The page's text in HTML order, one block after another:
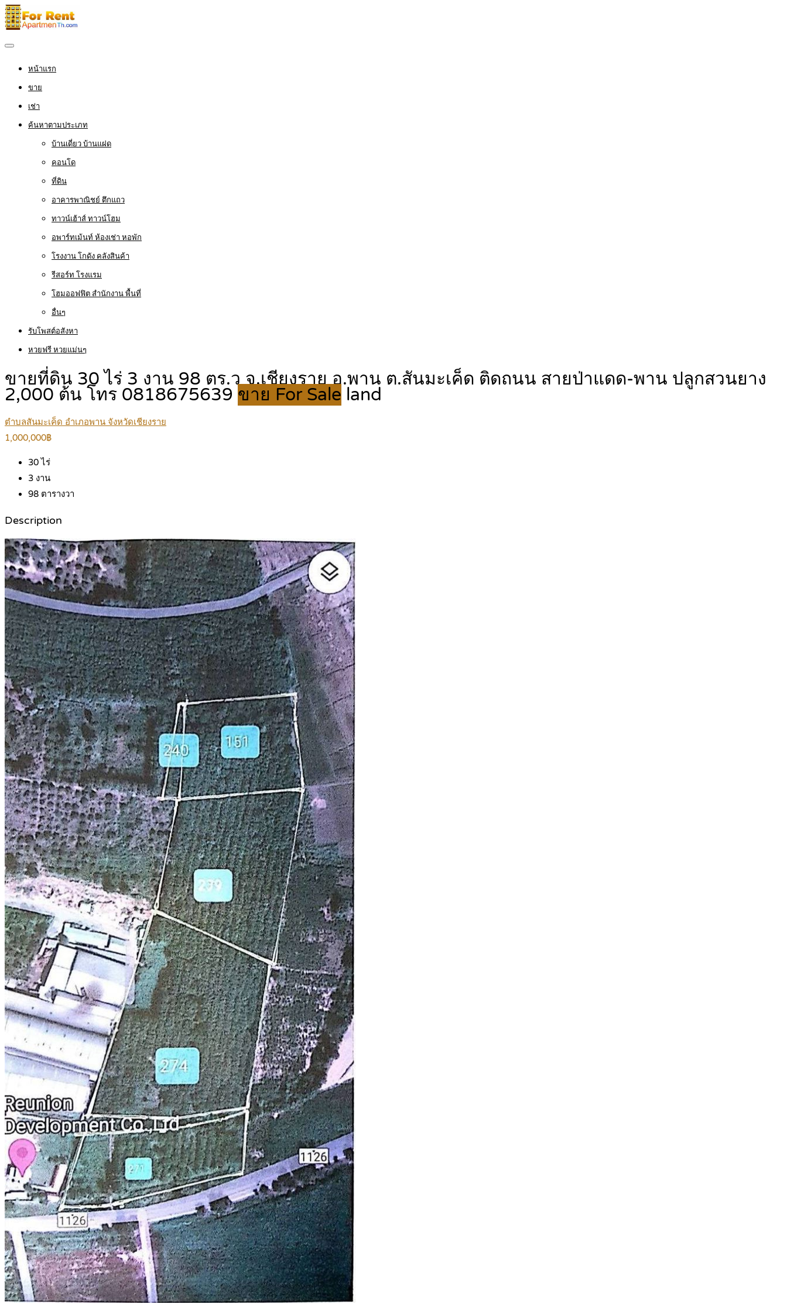
หน้าแรก
ขาย
เช่า
ค้นหาตามประเภท
บ้านเดี่ยว บ้านแฝด
คอนโด
ที่ดิน
อาคารพาณิชย์ ตึกแถว
ทาวน์เฮ้าส์ ทาวน์โฮม
อพาร์ทเม้นท์ ห้องเช่า หอพัก
โรงงาน โกดัง คลังสินค้า
รีสอร์ท โรงแรม
โฮมออฟฟิต สำนักงาน พื้นที่
อื่นๆ
รับโพสต์อสังหา
หวยฟรี หวยแม่นๆ
ขายที่ดิน 30 ไร่ 3 งาน 98 ตร.ว จ.เชียงราย อ.พาน ต.สันมะเค็ด ติดถนน สายป่าแดด-พาน ปลูกสวนยาง
2,000 ต้น โทร 0818675639 ขาย For Sale land
ตำบลสันมะเค็ด อำเภอพาน จังหวัดเชียงราย
1,000,000฿
30ไร่
3 งาน
98 ตารางวา
Description